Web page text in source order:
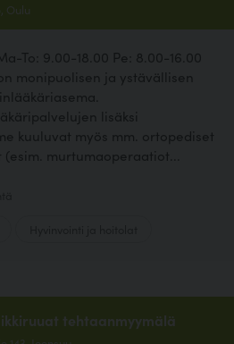
Oulu
To: 9.00-18.00 Pe: 8.00-16.00
monipuolisen ja ystävällisen
lisäksi
kuuluvat myös mm. ortopediset
murtumaoperaatiot...
tehtaanmyymälä